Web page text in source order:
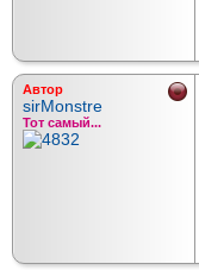
Автор
sirMonstre
Тот самый...